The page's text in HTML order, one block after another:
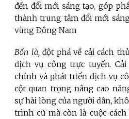
đến đổi mới sáng tạo, góp
thành trung tâm đổi mới
vùng Đông Nam
Bốn là, đột phá về cải cách
dịch vụ công trực tuyến.
chính và phát triển dịch vụ
cột quan trọng nâng cao
sự hài lòng của người dân,
trình cũ mà còn là cuộc